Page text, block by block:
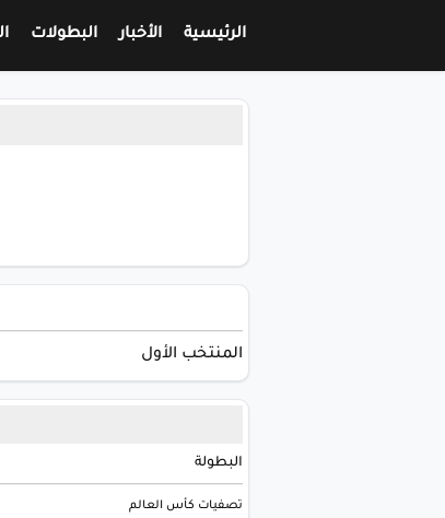
الرئيسية الأخبار البطولات
المنتخب الأول
البطولة
تصفيات كأس العالم